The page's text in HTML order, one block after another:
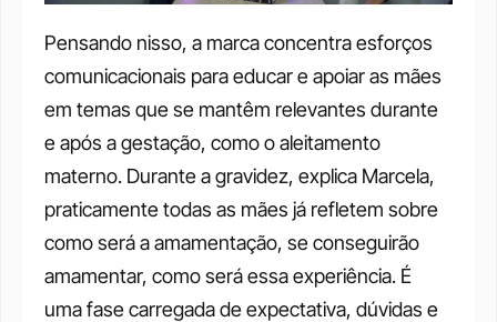
Pensando nisso, a marca concentra esforços
comunicacionais para educar e apoiar as mães
em temas que se mantêm relevantes durante
e após a gestação, como o aleitamento
materno. Durante a gravidez, explica Marcela,
praticamente todas as mães já refletem sobre
como será a amamentação, se conseguirão
amamentar, como será essa experiência. É
uma fase carregada de expectativa, dúvidas e